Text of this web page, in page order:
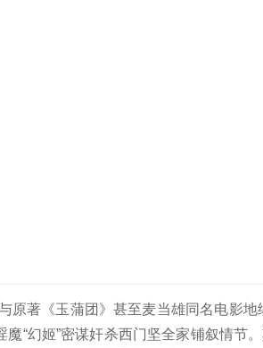
著《玉蒲团》甚至麦当雄同名电影地
“幻姬”密谋奸杀西门坚全家铺叙情节